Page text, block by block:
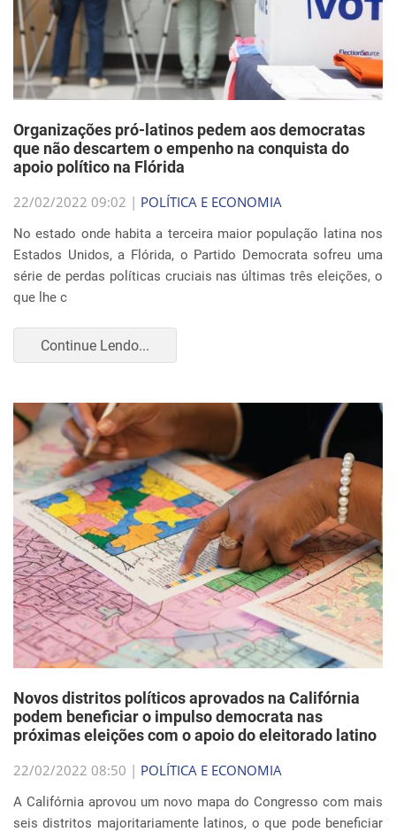
Organizações pró-latinos pedem aos democratas
que não descartem o empenho na conquista do
apoio político na Flórida
22/02/2022 09:02 | POLÍTICA E ECONOMIA
No estado onde habita a terceira maior população latina nos
Estados Unidos, a Flórida, o Partido Democrata sofreu uma
série de perdas políticas cruciais nas últimas três eleições, o
que lhe c
Continue Lendo...
Novos distritos políticos aprovados na Califórnia
podem beneficiar o impulso democrata nas
próximas eleições com o apoio do eleitorado latino
22/02/2022 08:50 | POLÍTICA E ECONOMIA
A Califórnia aprovou um novo mapa do Congresso com mais
seis distritos majoritariamente latinos, o que pode beneficiar